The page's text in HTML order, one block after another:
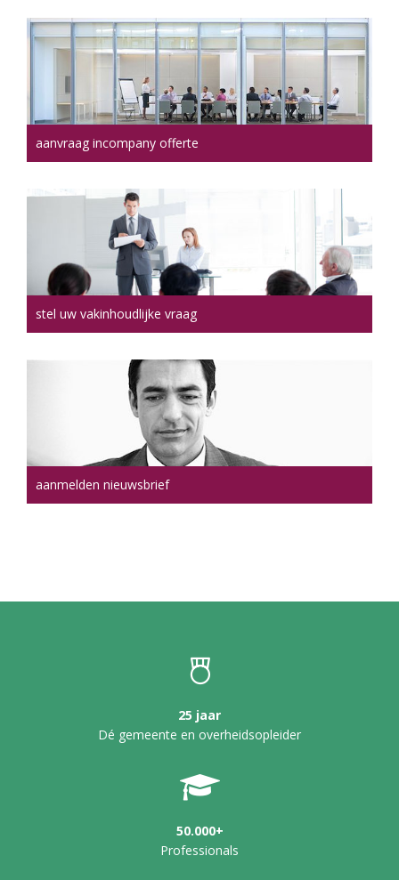
aanvraag incompany offerte
stel uw vakinhoudlijke vraag
aanmelden nieuwsbrief
25 jaar
Dé gemeente en overheidsopleider
50.000+
Professionals